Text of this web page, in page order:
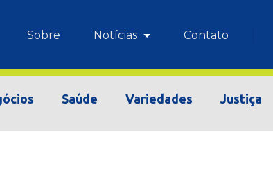
Sobre Notícias Contato
Saúde Variedades Justiça